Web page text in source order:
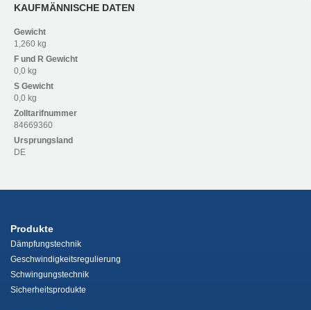
KAUFMÄNNISCHE DATEN
Gewicht
1,260 kg
F und R Gewicht
0,0 kg
S Gewicht
0,0 kg
Zolltarifnummer
84669360
Ursprungsland
DE
Produkte
Dämpfungstechnik
Geschwindigkeitsregulierung
Schwingungstechnik
Sicherheitsprodukte